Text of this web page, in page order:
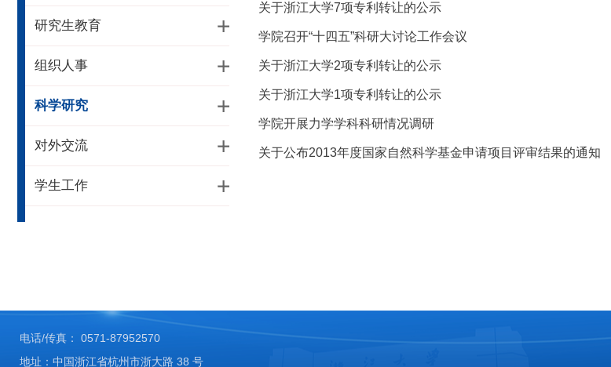
研究生教育
组织人事
科学研究
对外交流
学生工作
关于浙江大学7项专利转让的公示
学院召开“十四五”科研大讨论工作会议
关于浙江大学2项专利转让的公示
关于浙江大学1项专利转让的公示
学院开展力学学科科研情况调研
关于公布2013年度国家自然科学基金申请项目评审结果的通知
电话/传真： 0571-87952570
地址：中国浙江省杭州市浙大路 38 号